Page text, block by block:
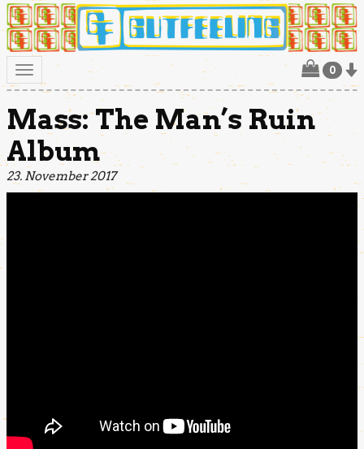
Toggle
navigation
0
Mass: The Man’s Ruin
Album
23. November 2017